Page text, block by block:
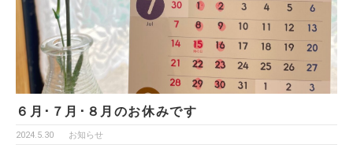
６月･７月･８月のお休みです
2024.5.30 お知らせ